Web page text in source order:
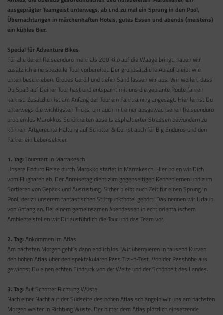
ausgeprägter Teamgeist unterwegs, ab und zu mal ein Sprung in den Pool,
Übernachtungen in märchenhaften Hotels, gutes Essen und abends (meistens)
ein kühles Bier.
Special für Adventure Bikes
Für alle deren Reiseenduro mehr als 200 Kilo auf die Waage bringt, haben wir
zusätzlich eine spezielle Tour vorbereitet. Der grundsätzliche Ablauf bleibt wie
unten beschrieben. Grobes Geröll und tiefen Sand lassen wir aus. Wir wollen, dass
Du Spaß auf Deiner Tour hast und entspannt mit uns die geplante Route fahren
kannst. Zusätzlich ist am Anfang der Tour ein Fahrtraining angesagt. Hier lernst Du
unterwegs die wichtigsten Tricks, um auch mit einer ausgewachsenen Reiseenduro
problemlos Marokkos Schönheiten abseits asphaltierter Strassen bewundern zu
können. Artgerechte Haltung auf Schotter & Co. ist auch für Big Enduros und den
Fahrer ein Lebenselixier.
1. Tag: Tourstart in Marrakesch
Unsere Enduro Reise durch Marokko startet in Marrakesch. Hier holen wir Dich
vom Flughafen ab. Der Anreisetag dient zum gegenseitigen Kennenlernen und zum
Sortieren von Gepäck und Ausrüstung. Sicher bleibt auch Zeit für einen Sprung in
Pool, der zu unserem fantastischen Stützpunkthotel gehört. Das nennen wir Urlaub
von Anfang an. Bei einem gemeinsamen Abendessen in echt orientalischem
Ambiente stellen wir Dir ausführlich die Tour und das Team vor.
2. Tag: Ankommen im Atlas
Am nächsten Morgen geht´s dann endlich los. Wir überqueren in tausend Kurven
den hohen Atlas über den spektakulären Pass Tizi-n-Test. Von der Passhöhe aus
gewinnst Du einen echten Eindruck von der Weite und der Schönheit des Landes.
3. Tag: Auf Schotter Richtung Wüste
Nach einer Nacht auf der Südseite des hohen Atlas schlängeln wir uns am nächsten
Morgen weiter in Richtung Wüste. Der hinter dem Atlas plötzlich einsetzende